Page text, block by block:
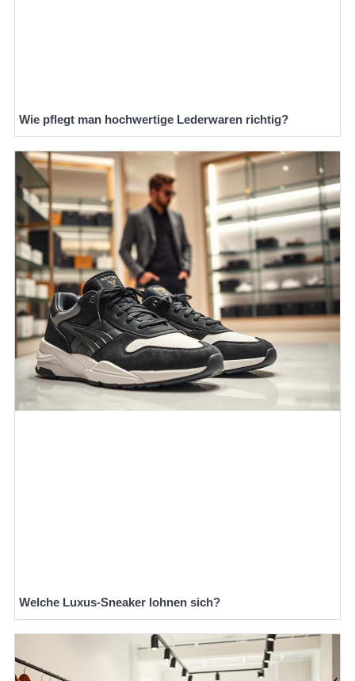
Wie pflegt man hochwertige Lederwaren richtig?
Welche Luxus-Sneaker lohnen sich?